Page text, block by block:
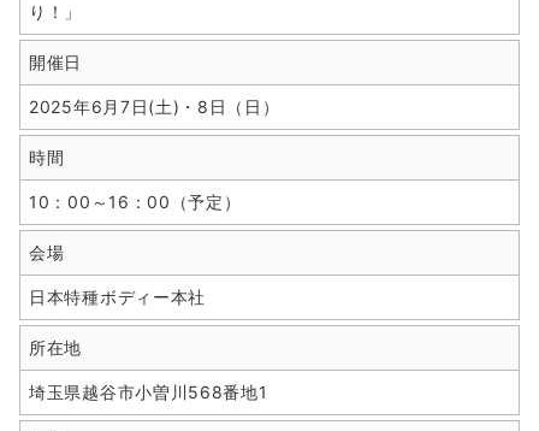
り！」
開催日
2025年6月7日(土)・8日（日）
時間
10：00～16：00（予定）
会場
日本特種ボディー本社
所在地
埼玉県越谷市小曽川568番地1